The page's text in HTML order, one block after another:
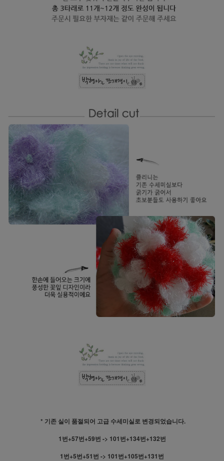
* 기존 실이 품절되어 고급 수세미실로 변경되었습니다.
1번+57번+59번 -> 101번+134번+132번
1번+5번+51번 -> 101번+105번+131번